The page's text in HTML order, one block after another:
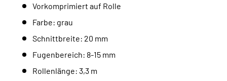
Vorkomprimiert auf Rolle
Farbe: grau
Schnittbreite: 20 mm
Fugenbereich: 8-15 mm
Rollenlänge: 3,3 m